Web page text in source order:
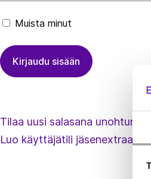
Muista minut
Tilaa uusi salasana
Luo käyttäjätili jäsenextraan